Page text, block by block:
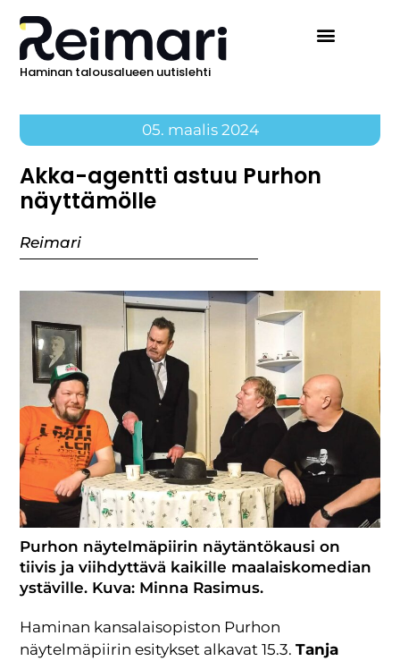
Haminan talousalueen uutislehti
05. maalis 2024
Akka-agentti astuu Purhon
näyttämölle
Reimari
Purhon näytelmäpiirin näytäntökausi on
tiivis ja viihdyttävä kaikille maalaiskomedian
ystäville. Kuva: Minna Rasimus.
Haminan kansalaisopiston Purhon
näytelmäpiirin esitykset alkavat 15.3.Tanja